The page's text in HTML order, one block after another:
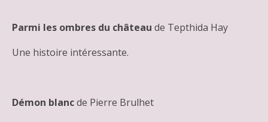
Parmi les ombres du château de Tepthida Hay
Une histoire intéressante.
Démon blancde Pierre Brulhet